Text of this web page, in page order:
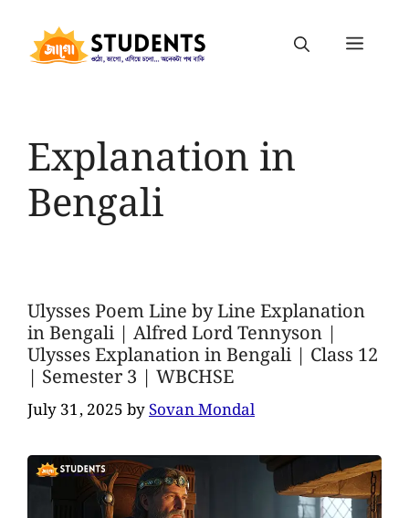
Explanation in
Bengali
Ulysses Poem Line by Line Explanation
in Bengali | Alfred Lord Tennyson |
Ulysses Explanation in Bengali | Class 12
| Semester 3 | WBCHSE
July 31, 2025bySovan Mondal